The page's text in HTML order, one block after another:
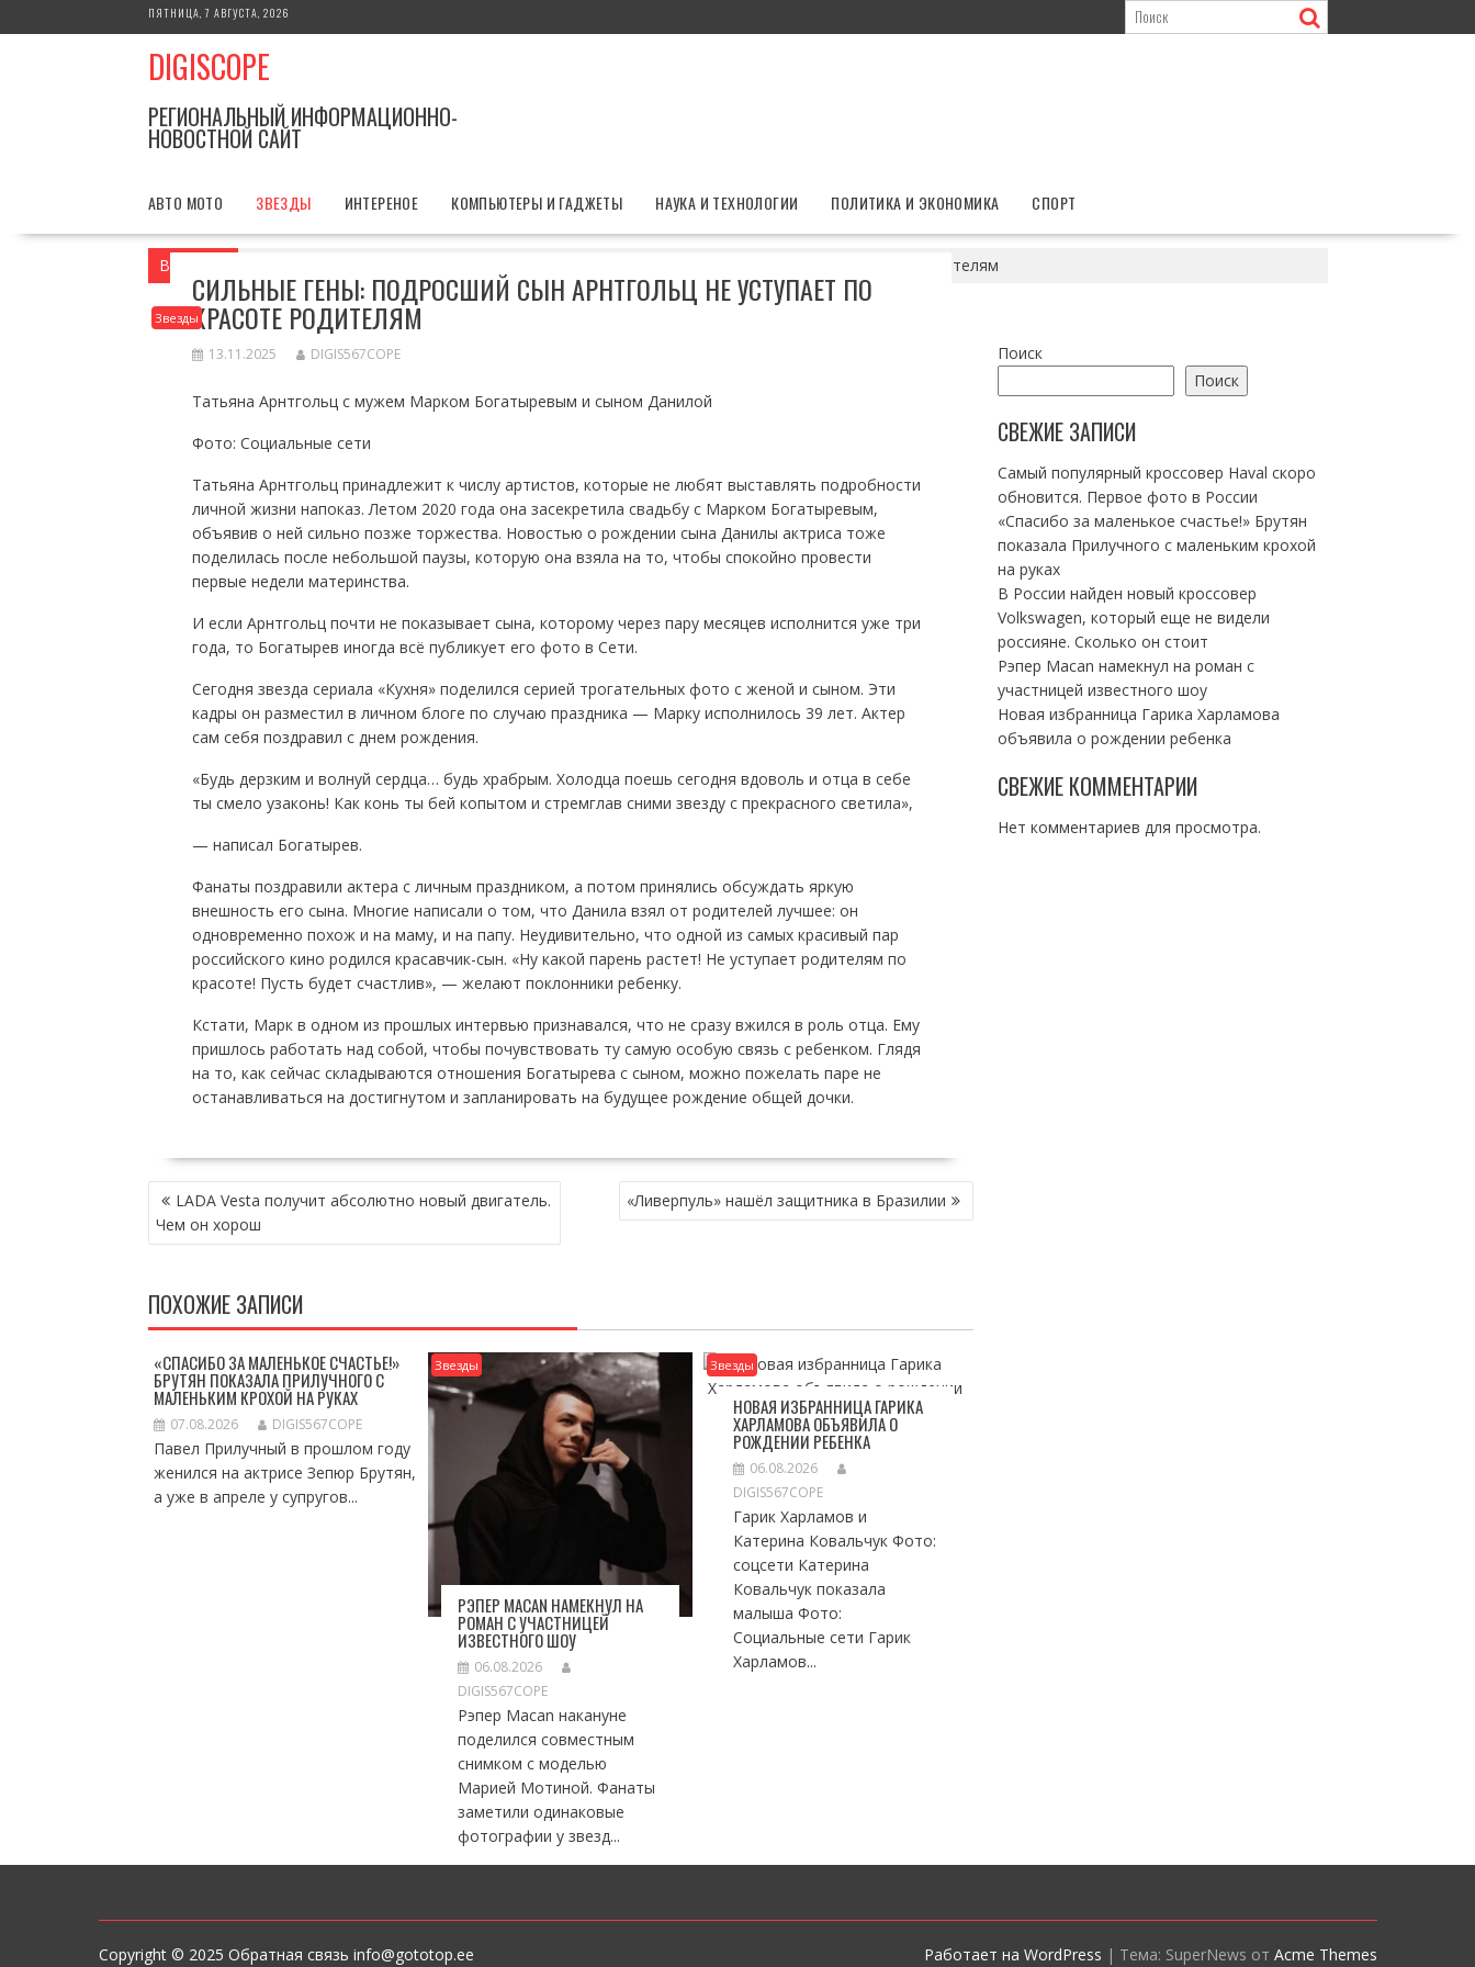
к
ПЯТНИЦА, 7 АВГУСТА, 2026
DIGISCOPE
РЕГИОНАЛЬНЫЙ ИНФОРМАЦИОННО-
НОВОСТНОЙ САЙТ
АВТО МОТО ЗВЕЗДЫ ИНТЕРЕНОЕ КОМПЬЮТЕРЫ И ГАДЖЕТЫ НАУКА И ТЕХНОЛОГИИ ПОЛИТИКА И ЭКОНОМИКА СПОРТ
Вы здесь Сильные гены: подросший сын Арнтгольц не уступает по красоте родителям
Звезды
СИЛЬНЫЕ ГЕНЫ: ПОДРОСШИЙ СЫН АРНТГОЛЬЦ НЕ УСТУПАЕТ ПО
КРАСОТЕ РОДИТЕЛЯМ
13.11.2025 DIGIS567COPE
Татьяна Арнтгольц с мужем Марком Богатыревым и сыном Данилой
Фото: Социальные сети
Татьяна Арнтгольц принадлежит к числу артистов, которые не любят выставлять подробности
личной жизни напоказ. Летом 2020 года она засекретила свадьбу с Марком Богатыревым,
объявив о ней сильно позже торжества. Новостью о рождении сына Данилы актриса тоже
поделилась после небольшой паузы, которую она взяла на то, чтобы спокойно провести
первые недели материнства.
И если Арнтгольц почти не показывает сына, которому через пару месяцев исполнится уже три
года, то Богатырев иногда всё публикует его фото в Сети.
Сегодня звезда сериала «Кухня» поделился серией трогательных фото с женой и сыном. Эти
кадры он разместил в личном блоге по случаю праздника — Марку исполнилось 39 лет. Актер
сам себя поздравил с днем рождения.
«Будь дерзким и волнуй сердца… будь храбрым. Холодца поешь сегодня вдоволь и отца в себе
ты смело узаконь! Как конь ты бей копытом и стремглав сними звезду с прекрасного светила»,
— написал Богатырев.
Фанаты поздравили актера с личным праздником, а потом принялись обсуждать яркую
внешность его сына. Многие написали о том, что Данила взял от родителей лучшее: он
одновременно похож и на маму, и на папу. Неудивительно, что одной из самых красивый пар
российского кино родился красавчик-сын. «Ну какой парень растет! Не уступает родителям по
красоте! Пусть будет счастлив», — желают поклонники ребенку.
Кстати, Марк в одном из прошлых интервью признавался, что не сразу вжился в роль отца. Ему
пришлось работать над собой, чтобы почувствовать ту самую особую связь с ребенком. Глядя
на то, как сейчас складываются отношения Богатырева с сыном, можно пожелать паре не
останавливаться на достигнутом и запланировать на будущее рождение общей дочки.
НАВИГАЦИЯ
ПО
ЗАПИСЯМ
LADA Vesta получит абсолютно новый двигатель.
Чем он хорош
«Ливерпуль» нашёл защитника в Бразилии
ПОХОЖИЕ ЗАПИСИ
«СПАСИБО ЗА МАЛЕНЬКОЕ СЧАСТЬЕ!»
БРУТЯН ПОКАЗАЛА ПРИЛУЧНОГО С
МАЛЕНЬКИМ КРОХОЙ НА РУКАХ
07.08.2026 DIGIS567COPE
Павел Прилучный в прошлом году
женился на актрисе Зепюр Брутян,
а уже в апреле у супругов...
Звезды
РЭПЕР MACAN НАМЕКНУЛ НА
РОМАН С УЧАСТНИЦЕЙ
ИЗВЕСТНОГО ШОУ
06.08.2026
DIGIS567COPE
Рэпер Macan накануне
поделился совместным
снимком с моделью
Марией Мотиной. Фанаты
заметили одинаковые
фотографии у звезд...
Звезды
НОВАЯ ИЗБРАННИЦА ГАРИКА
ХАРЛАМОВА ОБЪЯВИЛА О
РОЖДЕНИИ РЕБЕНКА
06.08.2026
DIGIS567COPE
Гарик Харламов и
Катерина Ковальчук Фото:
соцсети Катерина
Ковальчук показала
малыша Фото:
Социальные сети Гарик
Харламов...
Поиск
Поиск
СВЕЖИЕ ЗАПИСИ
Самый популярный кроссовер Haval скоро
обновится. Первое фото в России
«Спасибо за маленькое счастье!» Брутян
показала Прилучного с маленьким крохой
на руках
В России найден новый кроссовер
Volkswagen, который еще не видели
россияне. Сколько он стоит
Рэпер Macan намекнул на роман с
участницей известного шоу
Новая избранница Гарика Харламова
объявила о рождении ребенка
СВЕЖИЕ КОММЕНТАРИИ
Нет комментариев для просмотра.
Copyright © 2025 Обратная связь info@gototop.ee Работает на WordPress | Тема: SuperNews от Acme Themes